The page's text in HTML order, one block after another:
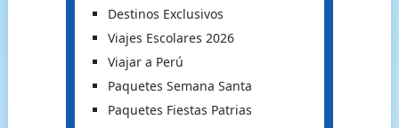
Destinos Exclusivos
Viajes Escolares 2026
Viajar a Perú
Paquetes Semana Santa
Paquetes Fiestas Patrias